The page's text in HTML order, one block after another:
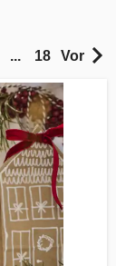
... 18 Vor